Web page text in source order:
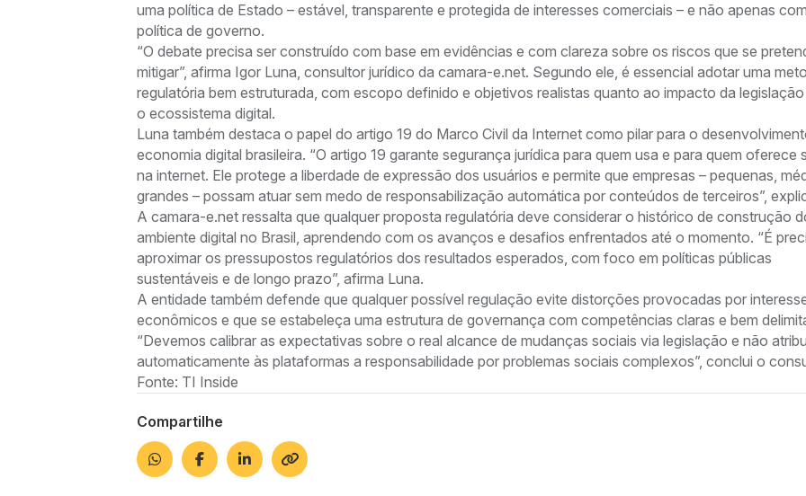
uma política de Estado – estável, transparente e protegida de interesses comerciais – e não apenas
política de governo.
“O debate precisa ser construído com base em evidências e com clareza sobre os riscos que se
mitigar”, afirma Igor Luna, consultor jurídico da camara-e.net. Segundo ele, é essencial adotar uma
regulatória bem estruturada, com escopo definido e objetivos realistas quanto ao impacto da
o ecossistema digital.
Luna também destaca o papel do artigo 19 do Marco Civil da Internet como pilar para o
economia digital brasileira. “O artigo 19 garante segurança jurídica para quem usa e para quem oferece
na internet. Ele protege a liberdade de expressão dos usuários e permite que empresas – pequenas,
grandes – possam atuar sem medo de responsabilização automática por conteúdos de terceiros”,
A camara-e.net ressalta que qualquer proposta regulatória deve considerar o histórico de construção
ambiente digital no Brasil, aprendendo com os avanços e desafios enfrentados até o momento. “É
aproximar os pressupostos regulatórios dos resultados esperados, com foco em políticas públicas
sustentáveis e de longo prazo”, afirma Luna.
A entidade também defende que qualquer possível regulação evite distorções provocadas por
econômicos e que se estabeleça uma estrutura de governança com competências claras e bem
“Devemos calibrar as expectativas sobre o real alcance de mudanças sociais via legislação e não
automaticamente às plataformas a responsabilidade por problemas sociais complexos”, conclui o
Fonte: TI Inside
Compartilhe